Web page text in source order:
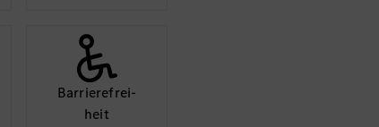
Barriere­frei­
heit